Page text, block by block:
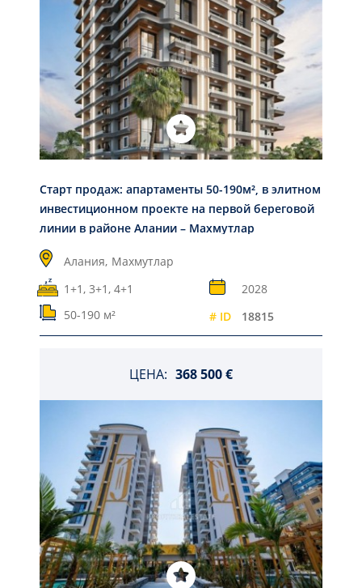
Старт продаж: апартаменты 50-190м², в элитном
инвестиционном проекте на первой береговой
линии в районе Алании – Махмутлар
Алания, Махмутлар
1+1, 3+1, 4+1
2028
50-190 м²
# ID 18815
ЦЕНА: 368 500 €